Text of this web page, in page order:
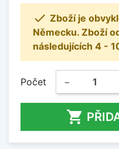
 Zboží je
Německu. Zboží
následujících 4 -
Počet −
